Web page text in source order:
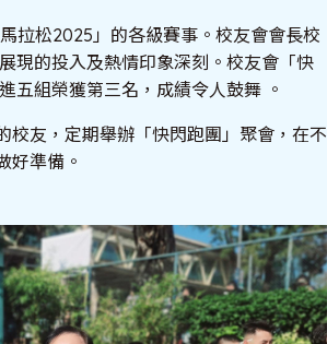
拉松2025」的各級賽事。校友會會長校
現的投入及熱情印象深刻。校友會「快
五組榮獲第三名，成績令人鼓舞 。
校友，定期舉辦「快閃跑團」聚會，在不
好準備。